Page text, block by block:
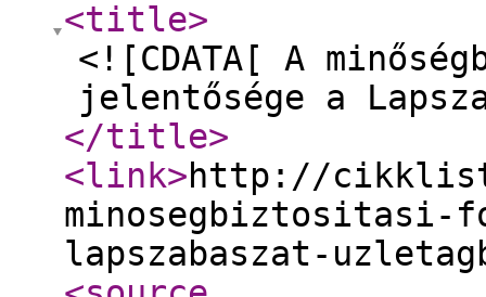
<title>
<![CDATA[ A
jelentősége a
</title>
<link>http://
minosegbiztositasi-
lapszabaszat-